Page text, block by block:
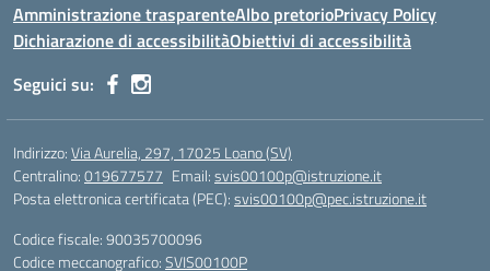
Amministrazione trasparenteAlbo pretorioPrivacy Policy
Dichiarazione di accessibilitàObiettivi di accessibilità
Seguici su:
Indirizzo:Via Aurelia, 297, 17025 Loano (SV)
Centralino:019677577 Email:svis00100p@istruzione.it
Posta elettronica certificata (PEC):svis00100p@pec.istruzione.it
Codice fiscale: 90035700096
Codice meccanografico:SVIS00100P